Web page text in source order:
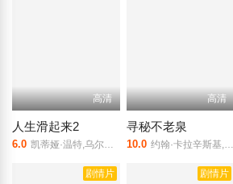
高清
人生滑起来2
6.0 凯蒂娅·温特,乌尔夫·斯坦伯格
高清
寻秘不老泉
10.0 约翰·卡拉辛斯基,娜塔莉·波特曼,艾莎·冈萨雷斯,多姆纳尔·格里森,卡门·艾乔戈,斯坦利·图齐,拉兹·阿隆索,阿里安·穆阿耶德,米迦勒·埃普,丹尼尔·德·博格,拉塞尔·巴洛格,本杰明·奇夫斯,帕布罗·迪斯卡,唐尼
剧情片 剧情片